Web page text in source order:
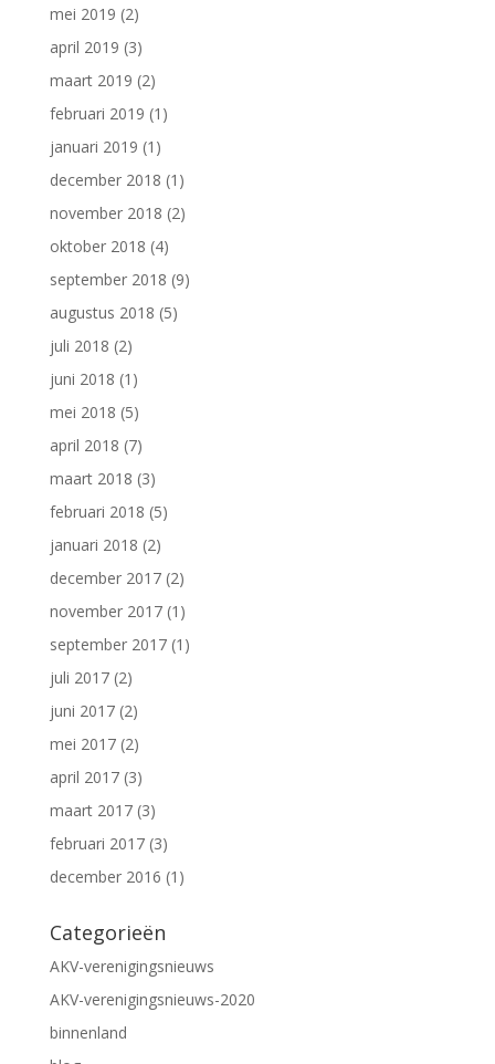
mei 2019 (2)
april 2019 (3)
maart 2019 (2)
februari 2019 (1)
januari 2019 (1)
december 2018 (1)
november 2018 (2)
oktober 2018 (4)
september 2018 (9)
augustus 2018 (5)
juli 2018 (2)
juni 2018 (1)
mei 2018 (5)
april 2018 (7)
maart 2018 (3)
februari 2018 (5)
januari 2018 (2)
december 2017(2)
november 2017(1)
september 2017(1)
juli 2017(2)
juni 2017(2)
mei 2017(2)
april 2017(3)
maart 2017(3)
februari 2017(3)
december 2016 (1)
Categorieën
AKV-verenigingsnieuws
AKV-verenigingsnieuws-2020
binnenland